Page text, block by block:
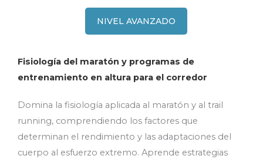
NIVEL AVANZADO
Fisiología del maratón y programas de
entrenamiento en altura para el corredor
Domina la fisiología aplicada al maratón y al trail
running, comprendiendo los factores que
determinan el rendimiento y las adaptaciones del
cuerpo al esfuerzo extremo. Aprende estrategias